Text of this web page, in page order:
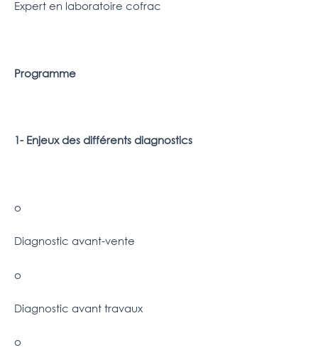
Expert en laboratoire cofrac
Programme
1- Enjeux des différents diagnostics
o
Diagnostic avant-vente
o
Diagnostic avant travaux
o